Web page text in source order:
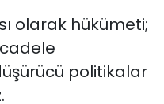
olarak hükümeti;
politikalar